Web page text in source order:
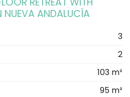
NUEVA ANDALUCÍA
3
2
103 m²
95 m²